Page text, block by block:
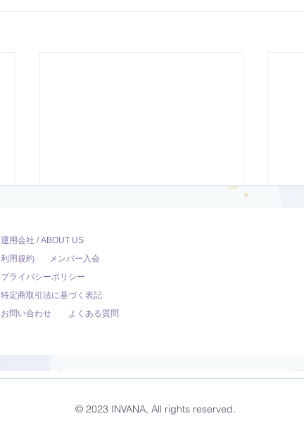
タコーナーサナ）【8分】
運用会社 / ABOUT US
利用規約
メンバー入会
プライバシーポリシー
特定商取引法に基づく表記
お問い合わせ
よくある質問
© 2023 INVANA, All rights reserved.